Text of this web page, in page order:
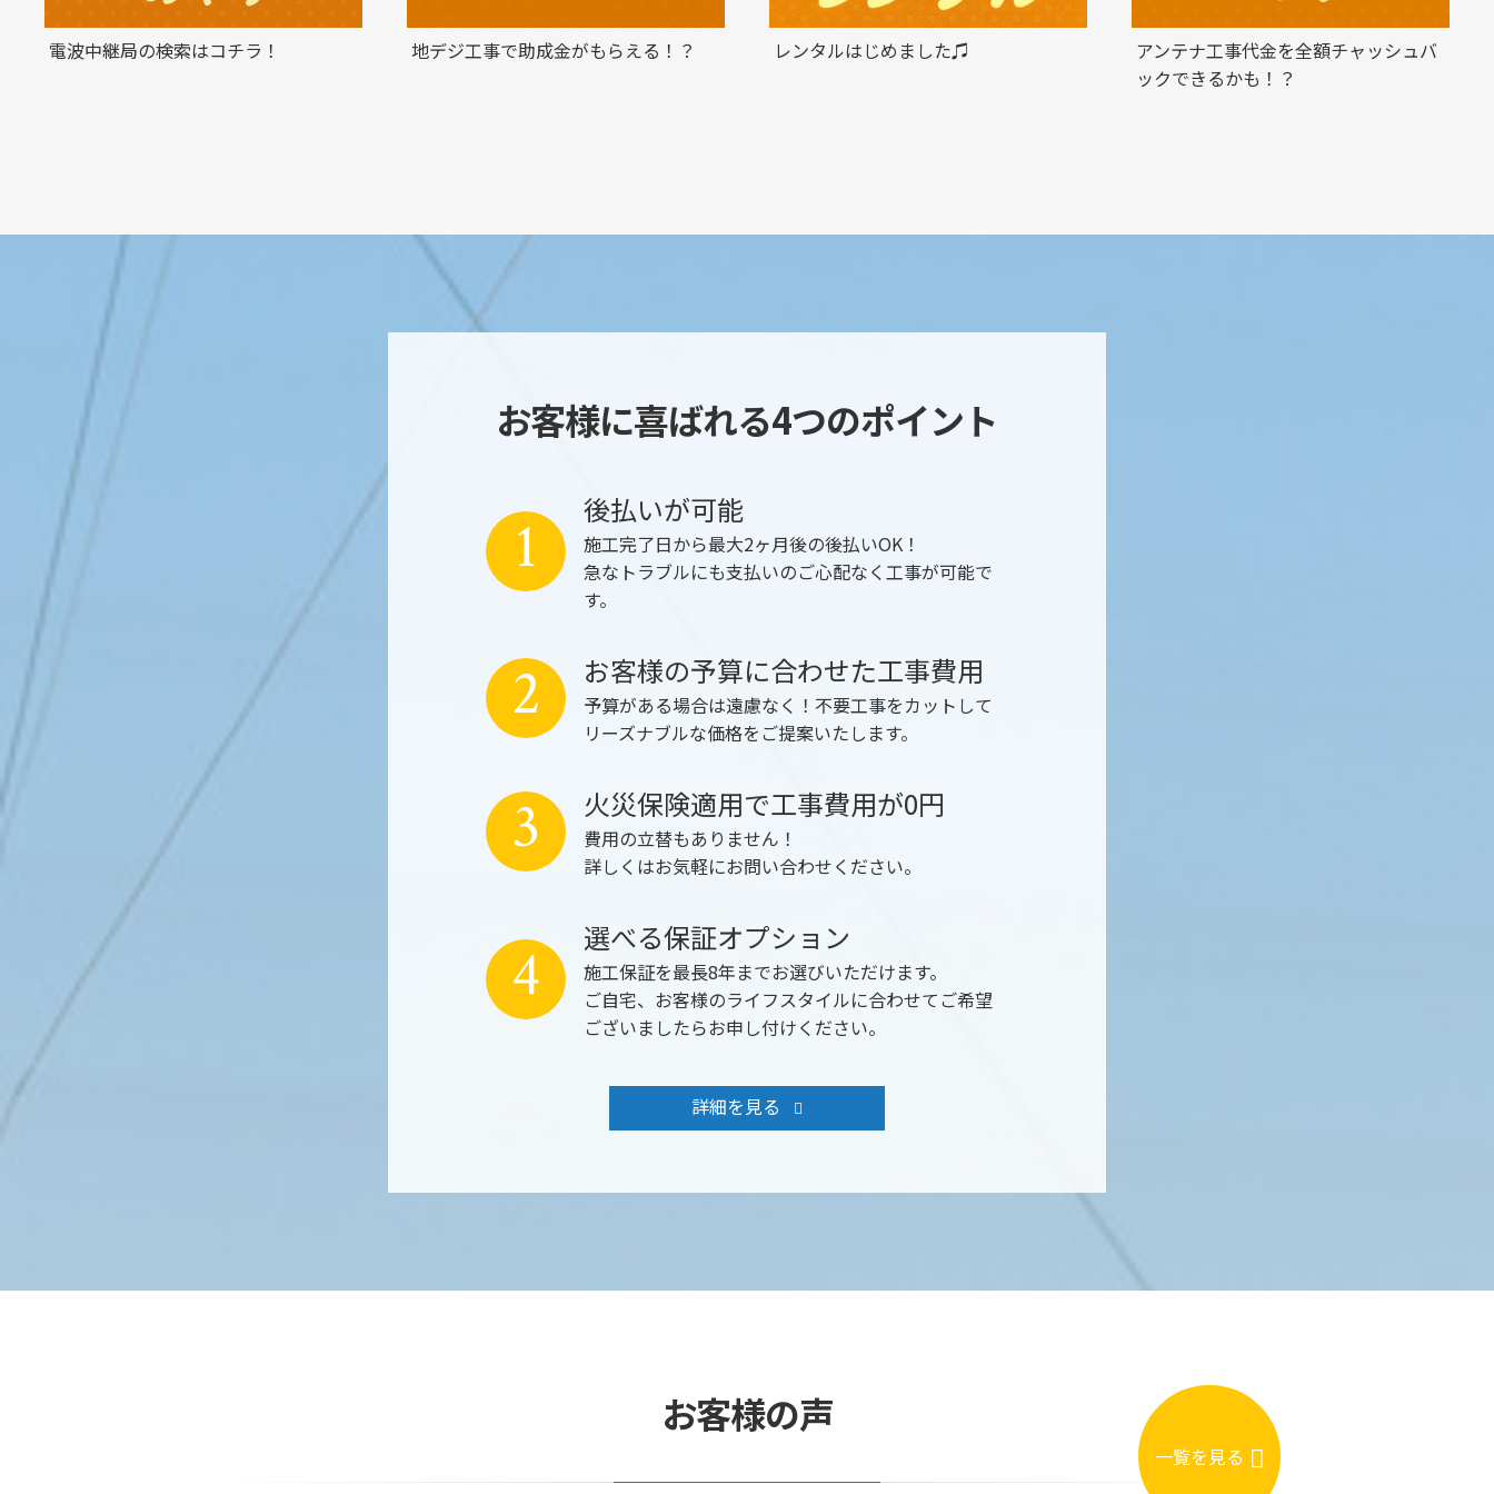
電波中継局の検索はコチラ！ 地デジ工事で助成金がもらえる！？ レンタルはじめました♫
アンテナ工事代金を全額チャッシュバ
ックできるかも！？
お客様に喜ばれる4つのポイント
後払いが可能
施工完了日から最大2ヶ月後の後払いOK！
急なトラブルにも支払いのご心配なく工事が可能で
す。
1
お客様の予算に合わせた工事費用
予算がある場合は遠慮なく！不要工事をカットして
リーズナブルな価格をご提案いたします。
2
火災保険適用で工事費用が0円
費用の立替もありません！
詳しくはお気軽にお問い合わせください。
3
選べる保証オプション
施工保証を最長8年までお選びいただけます。
ご自宅、お客様のライフスタイルに合わせてご希望
ございましたらお申し付けください。
4
詳細を見る
お客様の声
一覧を見る